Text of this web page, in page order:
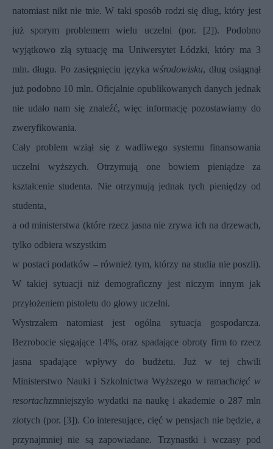
natomiast nikt nie tnie. W taki sposób rodzi się dług, który jest
już sporym problemem wielu uczelni (por. [2]). Podobno
wyjątkowo złą sytuację ma Uniwersytet Łódzki, który ma 3
mln. długu. Po zasięgnięciu języka wśrodowisku, dług osiągnął
już podobno 10 mln. Oficjalnie opublikowanych danych jednak
nie udało nam się znaleźć, więc informację pozostawiamy do
zweryfikowania.
Cały problem wziął się z wadliwego systemu finansowania
uczelni wyższych. Otrzymują one bowiem pieniądze za
kształcenie studenta. Nie otrzymują jednak tych pieniędzy od
studenta,
a od ministerstwa (które rzecz jasna nie zrywa ich na drzewach,
tylko odbiera wszystkim
w postaci podatków – również tym, którzy na studia nie poszli).
W takiej sytuacji niż demograficzny jest niczym innym jak
przyłożeniem pistoletu do głowy uczelni.
Wystrzałem natomiast jest ogólna sytuacja gospodarcza.
Bezrobocie sięgające 14%, oraz spadające obroty firm to rzecz
jasna spadające wpływy do budżetu. Już w tej chwili
Ministerstwo Nauki i Szkolnictwa Wyższego w ramachcięć w
resortachzmniejszyło wydatki na naukę i akademie o 287 mln
złotych (por. [3]). Co interesujące, cięć w pensjach nie będzie, a
przynajmniej nie są zapowiadane. Trzynastki i wczasy pod